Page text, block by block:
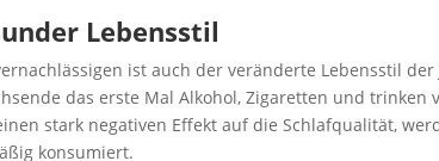
Lebensstil
ist auch der veränderte Lebensstil
das erste Mal Alkohol, Zigaretten und
stark negativen Effekt auf die Schlafqualität,
konsumiert.